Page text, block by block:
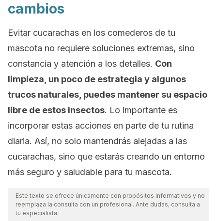
cambios
Evitar cucarachas en los comederos de tu
mascota no requiere soluciones extremas, sino
constancia y atención a los detalles. Con
limpieza, un poco de estrategia y algunos
trucos naturales, puedes mantener su espacio
libre de estos insectos. Lo importante es
incorporar estas acciones en parte de tu rutina
diaria. Así, no solo mantendrás alejadas a las
cucarachas, sino que estarás creando un entorno
más seguro y saludable para tu mascota.
Este texto se ofrece únicamente con propósitos informativos y no
reemplaza la consulta con un profesional. Ante dudas, consulta a
tu especialista.